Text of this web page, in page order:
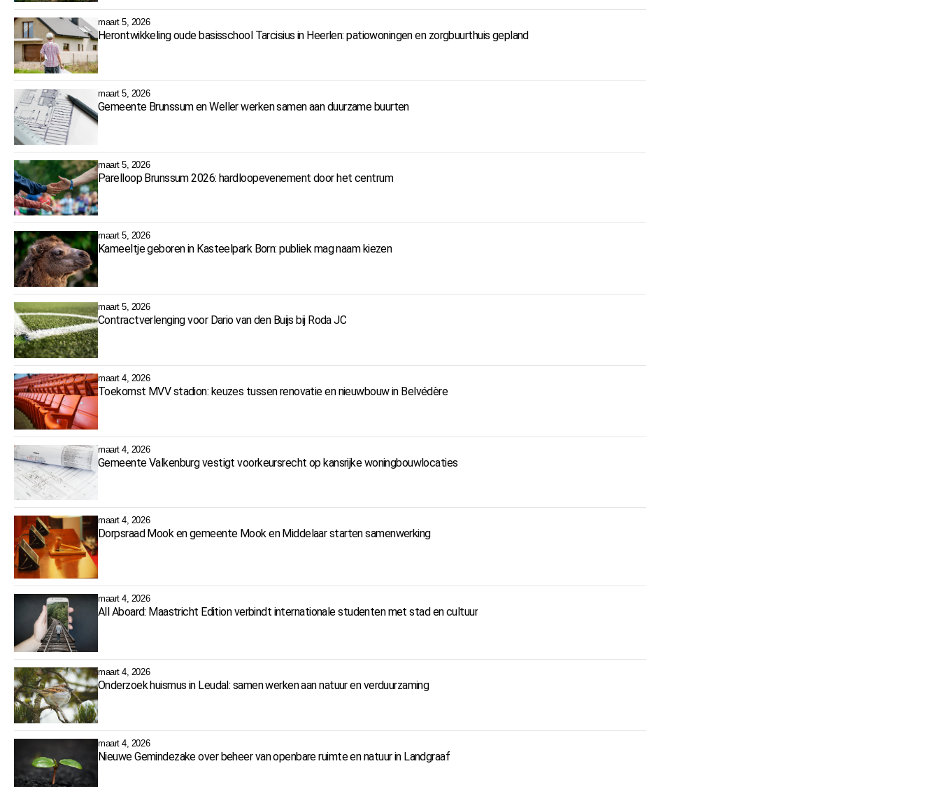
maart 5, 2026
Herontwikkeling oude basisschool Tarcisius in Heerlen: patiowoningen en zorgbuurthuis gepland
maart 5, 2026
Gemeente Brunssum en Weller werken samen aan duurzame buurten
maart 5, 2026
Parelloop Brunssum 2026: hardloopevenement door het centrum
maart 5, 2026
Kameeltje geboren in Kasteelpark Born: publiek mag naam kiezen
maart 5, 2026
Contractverlenging voor Dario van den Buijs bij Roda JC
maart 4, 2026
Toekomst MVV stadion: keuzes tussen renovatie en nieuwbouw in Belvédère
maart 4, 2026
Gemeente Valkenburg vestigt voorkeursrecht op kansrijke woningbouwlocaties
maart 4, 2026
Dorpsraad Mook en gemeente Mook en Middelaar starten samenwerking
maart 4, 2026
All Aboard: Maastricht Edition verbindt internationale studenten met stad en cultuur
maart 4, 2026
Onderzoek huismus in Leudal: samen werken aan natuur en verduurzaming
maart 4, 2026
Nieuwe Gemindezake over beheer van openbare ruimte en natuur in Landgraaf